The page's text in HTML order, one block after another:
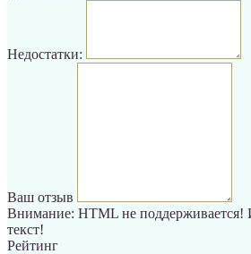
Недостатки:
Ваш отзыв
Внимание: HTML не поддерживается!
текст!
Рейтинг